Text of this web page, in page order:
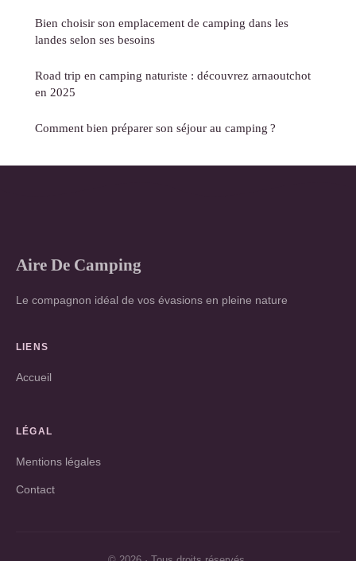
Bien choisir son emplacement de camping dans les
landes selon ses besoins
Road trip en camping naturiste : découvrez arnaoutchot
en 2025
Comment bien préparer son séjour au camping ?
Aire De Camping
Le compagnon idéal de vos évasions en pleine nature
LIENS
Accueil
LÉGAL
Mentions légales
Contact